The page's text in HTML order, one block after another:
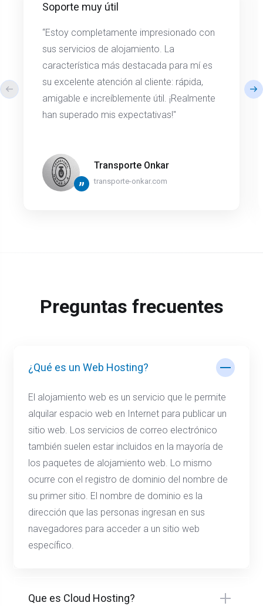
Soporte muy útil
“Estoy completamente impresionado con
sus servicios de alojamiento. La
característica más destacada para mí es
su excelente atención al cliente: rápida,
amigable e increíblemente útil. ¡Realmente
han superado mis expectativas!"
”
Transporte Onkar
transporte-onkar.com
Preguntas frecuentes
¿Qué es un Web Hosting?
El alojamiento web es un servicio que le permite
alquilar espacio web en Internet para publicar un
sitio web. Los servicios de correo electrónico
también suelen estar incluidos en la mayoría de
los paquetes de alojamiento web. Lo mismo
ocurre con el registro de dominio del nombre de
su primer sitio. El nombre de dominio es la
dirección que las personas ingresan en sus
navegadores para acceder a un sitio web
específico.
Que es Cloud Hosting?